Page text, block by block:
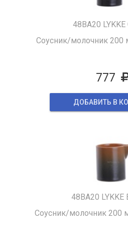
48BA20 LYKKE
Соусник/молочник 200
777
ДОБАВИТЬ В
48BA20 LYKKE
Соусник/молочник 200